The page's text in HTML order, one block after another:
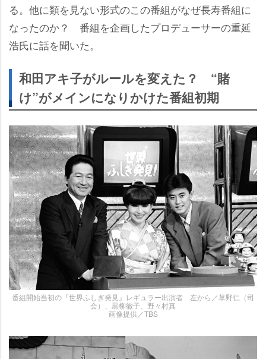
る。他に類を見ない形式のこの番組がなぜ長寿番組に
なったのか？ 番組を企画したプロデューサーの重延
浩氏に話を聞いた。
和田アキ子がルールを変えた？ “賭
け”がメインになりかけた番組初期
番組開始当初の『世界ふしぎ発見』レギュラー出演者 左から／草野仁（司
会）、黒柳徹子、野々村真
画像提供／TBS